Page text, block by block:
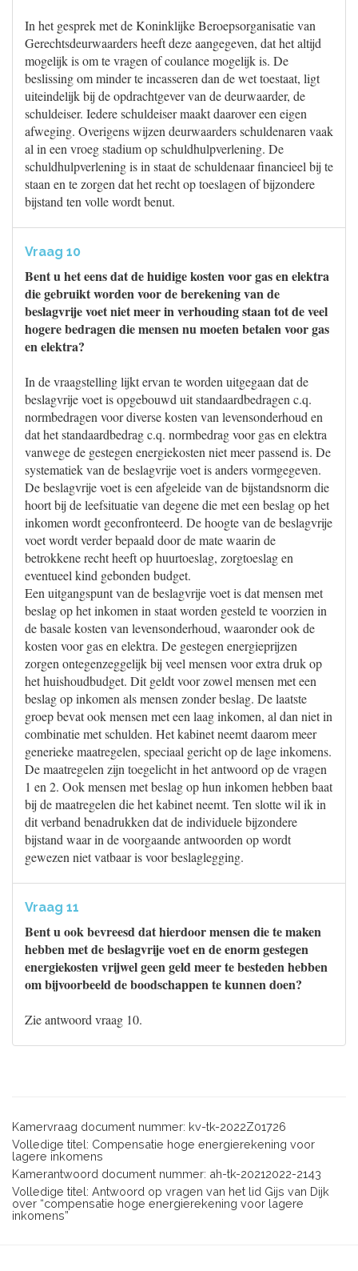
In het gesprek met de Koninklijke Beroepsorganisatie van
Gerechtsdeurwaarders heeft deze aangegeven, dat het altijd
mogelijk is om te vragen of coulance mogelijk is. De
beslissing om minder te incasseren dan de wet toestaat, ligt
uiteindelijk bij de opdrachtgever van de deurwaarder, de
schuldeiser. Iedere schuldeiser maakt daarover een eigen
afweging. Overigens wijzen deurwaarders schuldenaren vaak
al in een vroeg stadium op schuldhulpverlening. De
schuldhulpverlening is in staat de schuldenaar financieel bij te
staan en te zorgen dat het recht op toeslagen of bijzondere
bijstand ten volle wordt benut.
Vraag 10
Bent u het eens dat de huidige kosten voor gas en elektra
die gebruikt worden voor de berekening van de
beslagvrije voet niet meer in verhouding staan tot de veel
hogere bedragen die mensen nu moeten betalen voor gas
en elektra?
In de vraagstelling lijkt ervan te worden uitgegaan dat de
beslagvrije voet is opgebouwd uit standaardbedragen c.q.
normbedragen voor diverse kosten van levensonderhoud en
dat het standaardbedrag c.q. normbedrag voor gas en elektra
vanwege de gestegen energiekosten niet meer passend is. De
systematiek van de beslagvrije voet is anders vormgegeven.
De beslagvrije voet is een afgeleide van de bijstandsnorm die
hoort bij de leefsituatie van degene die met een beslag op het
inkomen wordt geconfronteerd. De hoogte van de beslagvrije
voet wordt verder bepaald door de mate waarin de
betrokkene recht heeft op huurtoeslag, zorgtoeslag en
eventueel kind gebonden budget.
Een uitgangspunt van de beslagvrije voet is dat mensen met
beslag op het inkomen in staat worden gesteld te voorzien in
de basale kosten van levensonderhoud, waaronder ook de
kosten voor gas en elektra. De gestegen energieprijzen
zorgen ontegenzeggelijk bij veel mensen voor extra druk op
het huishoudbudget. Dit geldt voor zowel mensen met een
beslag op inkomen als mensen zonder beslag. De laatste
groep bevat ook mensen met een laag inkomen, al dan niet in
combinatie met schulden. Het kabinet neemt daarom meer
generieke maatregelen, speciaal gericht op de lage inkomens.
De maatregelen zijn toegelicht in het antwoord op de vragen
1 en 2. Ook mensen met beslag op hun inkomen hebben baat
bij de maatregelen die het kabinet neemt. Ten slotte wil ik in
dit verband benadrukken dat de individuele bijzondere
bijstand waar in de voorgaande antwoorden op wordt
gewezen niet vatbaar is voor beslaglegging.
Vraag 11
Bent u ook bevreesd dat hierdoor mensen die te maken
hebben met de beslagvrije voet en de enorm gestegen
energiekosten vrijwel geen geld meer te besteden hebben
om bijvoorbeeld de boodschappen te kunnen doen?
Zie antwoord vraag 10.
Kamervraag document nummer: kv-tk-2022Z01726
Volledige titel: Compensatie hoge energierekening voor
lagere inkomens
Kamerantwoord document nummer: ah-tk-20212022-2143
Volledige titel: Antwoord op vragen van het lid Gijs van Dijk
over “compensatie hoge energierekening voor lagere
inkomens”